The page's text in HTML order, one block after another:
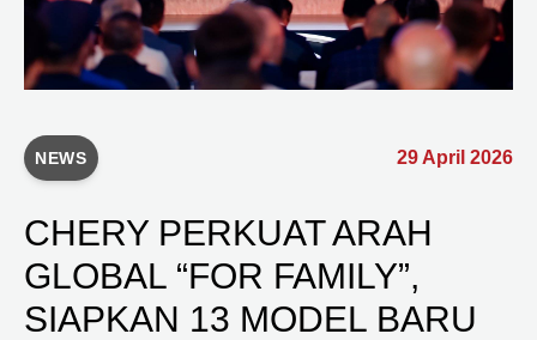
NEWS 29 April 2026
CHERY PERKUAT ARAH
GLOBAL “FOR FAMILY”,
SIAPKAN 13 MODEL BARU